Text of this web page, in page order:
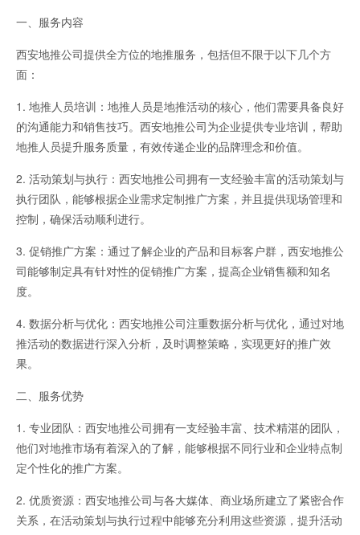
一、服务内容
西安地推公司提供全方位的地推服务，包括但不限于以下几个方
面：
1. 地推人员培训：地推人员是地推活动的核心，他们需要具备良好
的沟通能力和销售技巧。西安地推公司为企业提供专业培训，帮助
地推人员提升服务质量，有效传递企业的品牌理念和价值。
2. 活动策划与执行：西安地推公司拥有一支经验丰富的活动策划与
执行团队，能够根据企业需求定制推广方案，并且提供现场管理和
控制，确保活动顺利进行。
3. 促销推广方案：通过了解企业的产品和目标客户群，西安地推公
司能够制定具有针对性的促销推广方案，提高企业销售额和知名
度。
4. 数据分析与优化：西安地推公司注重数据分析与优化，通过对地
推活动的数据进行深入分析，及时调整策略，实现更好的推广效
果。
二、服务优势
1. 专业团队：西安地推公司拥有一支经验丰富、技术精湛的团队，
他们对地推市场有着深入的了解，能够根据不同行业和企业特点制
定个性化的推广方案。
2. 优质资源：西安地推公司与各大媒体、商业场所建立了紧密合作
关系，在活动策划与执行过程中能够充分利用这些资源，提升活动